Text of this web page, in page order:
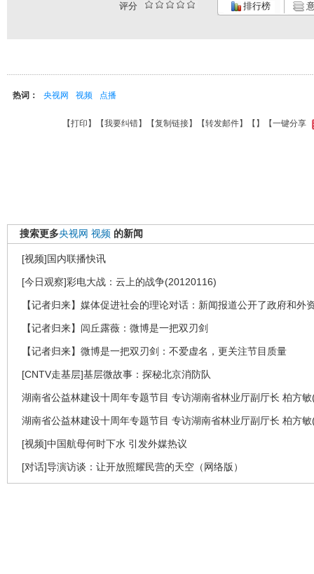
评分 排行榜
热词： 央视网 视频 点播
【打印 】【我要纠错】【复制链接】【转发邮件】【 】 【一键分享
搜索更多央视网 视频 的新闻
[视频]国内联播快讯
[今日观察]彩电大战：云上的战争(20120116)
【记者归来】媒体促进社会的理论对话：新闻报道公开了政府和外
【记者归来】闾丘露薇：微博是一把双刃剑
【记者归来】微博是一把双刃剑：不爱虚名，更关注节目质量
[CNTV走基层]基层微故事：探秘北京消防队
湖南省公益林建设十周年专题节目 专访湖南省林业厅副厅长 柏方
湖南省公益林建设十周年专题节目 专访湖南省林业厅副厅长 柏方
[视频]中国航母何时下水 引发外媒热议
[对话]导演访谈：让开放照耀民营的天空（网络版）